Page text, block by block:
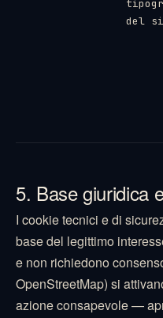
del
5. Base giuridica
I cookie tecnici e di
base del legittimo
e non richiedono
OpenStreetMap) si
azione consapevole —